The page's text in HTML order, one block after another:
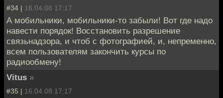
#34 | 16.04.08 17:17
А мобильники, мобильники-то забыли! Вот где надо
навести порядок! Восстановить разрешение
связьнадзора, и чтоб с фотографией, и, непременно,
всем пользователям закончить курсы по
радиообмену!
Vitus »
#35 | 16.04.08 17:17